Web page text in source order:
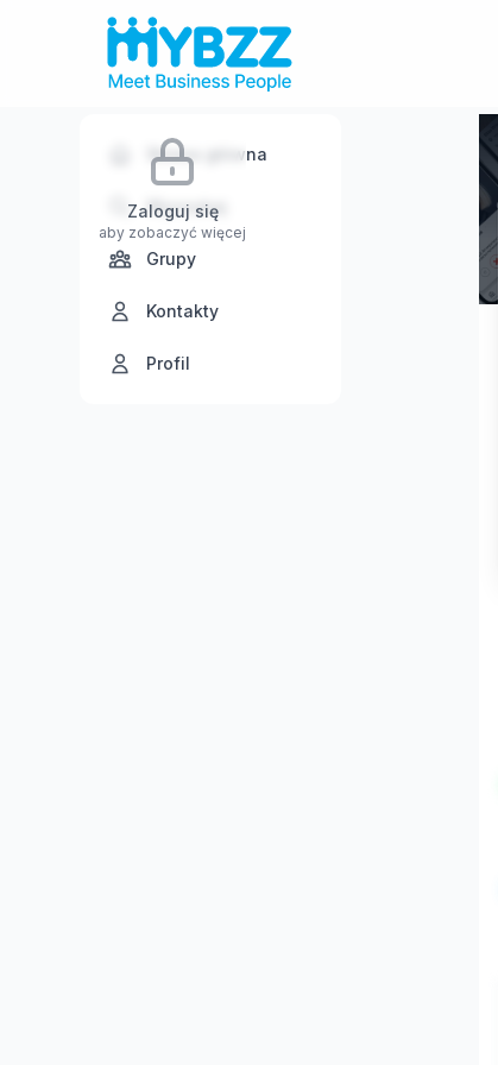
Zaloguj się
aby zobaczyć więcej
Strona główna
Wyszukaj
Grupy
Kontakty
Profil